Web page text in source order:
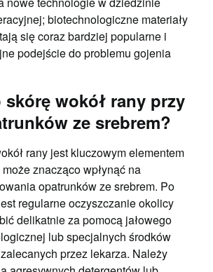
biotechnologiczne materiały
się coraz bardziej popularne i
podejście do problemu gojenia
wokół rany przy
ze srebrem?
rany jest kluczowym elementem
znacząco wpłynąć na
opatrunków ze srebrem. Po
regularne oczyszczanie okolicy
delikatnie za pomocą jałowego
lub specjalnych środków
przez lekarza. Należy